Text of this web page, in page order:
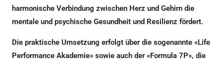
harmonische Verbindung zwischen Herz und Gehirn die
mentale und psychische Gesundheit und Resilienz fördert.
Die praktische Umsetzung erfolgt über die sogenannte «Life
Performance Akademie» sowie auch der «Formula 7P», die